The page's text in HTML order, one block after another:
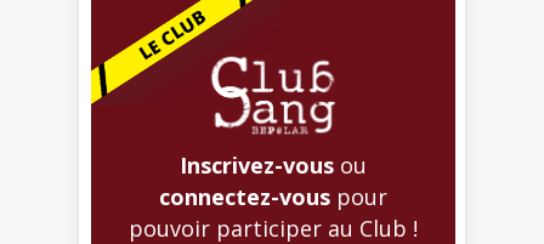
Inscrivez-vous ou
connectez-vous pour
pouvoir participer au Club !